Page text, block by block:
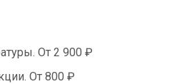
От 2 900 ₽
От 800 ₽